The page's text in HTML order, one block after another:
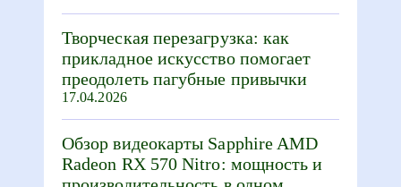
Творческая перезагрузка: как
прикладное искусство помогает
преодолеть пагубные привычки
17.04.2026
Обзор видеокарты Sapphire AMD
Radeon RX 570 Nitro: мощность и